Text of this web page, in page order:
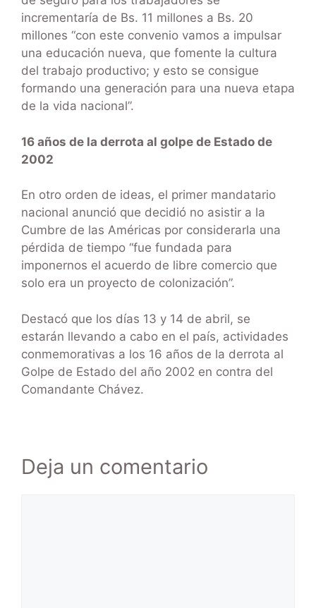
incrementaría de Bs. 11 millones a Bs. 20
millones “con este convenio vamos a impulsar
una educación nueva, que fomente la cultura
del trabajo productivo; y esto se consigue
formando una generación para una nueva etapa
de la vida nacional”.
16 años de la derrota al golpe de Estado de
2002
En otro orden de ideas, el primer mandatario
nacional anunció que decidió no asistir a la
Cumbre de las Américas por considerarla una
pérdida de tiempo “fue fundada para
imponernos el acuerdo de libre comercio que
solo era un proyecto de colonización”.
Destacó que los días 13 y 14 de abril, se
estarán llevando a cabo en el país, actividades
conmemorativas a los 16 años de la derrota al
Golpe de Estado del año 2002 en contra del
Comandante Chávez.
Deja un comentario